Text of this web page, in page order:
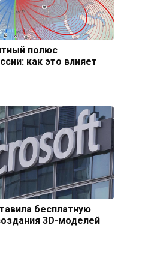
полюс
как это влияет
бесплатную
3D-моделей